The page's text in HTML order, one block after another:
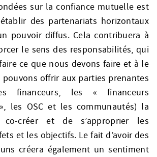
sur la confiance mutuelle est
des partenariats horizontaux
pouvoir diffus. Cela contribuera à
le sens des responsabilités, qui
ce que nous devons faire et à le
pouvons offrir aux parties prenantes
financeurs, les « financeurs
les OSC et les communautés) la
créer et de s’approprier les
et les objectifs. Le fait d’avoir des
créera également un sentiment